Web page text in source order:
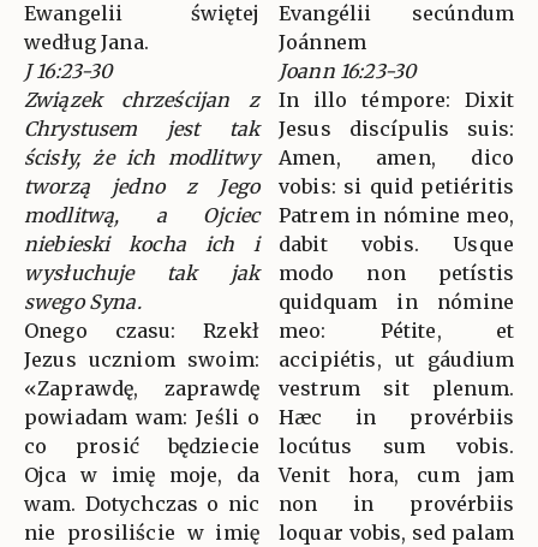
Ewangelii świętej
według Jana.
J 16:23-30
Związek chrześcijan z
Chrystusem jest tak
ścisły, że ich modlitwy
tworzą jedno z Jego
modlitwą, a Ojciec
niebieski kocha ich i
wysłuchuje tak jak
swego Syna.
Onego czasu: Rzekł
Jezus uczniom swoim:
«Zaprawdę, zaprawdę
powiadam wam: Jeśli o
co prosić będziecie
Ojca w imię moje, da
wam. Dotychczas o nic
nie prosiliście w imię
Evangélii secúndum
Joánnem
Joann 16:23-30
In illo témpore: Dixit
Jesus discípulis suis:
Amen, amen, dico
vobis: si quid petiéritis
Patrem in nómine meo,
dabit vobis. Usque
modo non petístis
quidquam in nómine
meo: Pétite, et
accipiétis, ut gáudium
vestrum sit plenum.
Hæc in provérbiis
locútus sum vobis.
Venit hora, cum jam
non in provérbiis
loquar vobis, sed palam